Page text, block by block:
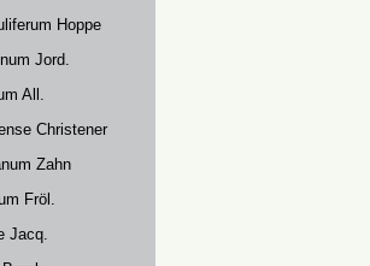
Hoppe
Jord.
All.
Christener
Zahn
Fröl.
Jacq.